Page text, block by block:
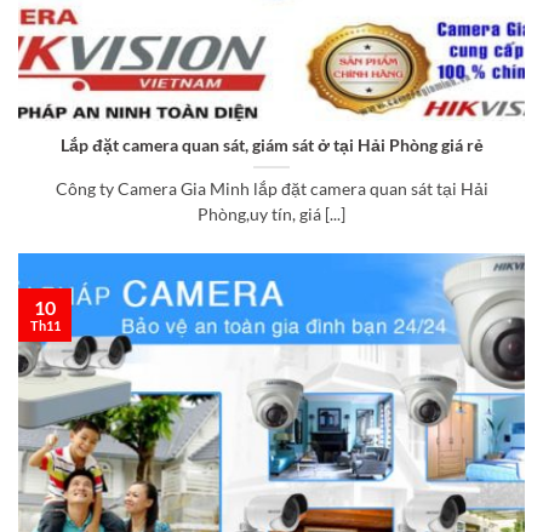
Lắp đặt camera quan sát, giám sát ở tại Hải Phòng giá rẻ
Công ty Camera Gia Minh lắp đặt camera quan sát tại Hải
Phòng,uy tín, giá [...]
10
Th11